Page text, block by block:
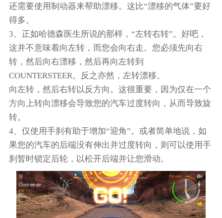
还需要使用制动器来帮助漂移。这比“漂移的气体”要好
得多。
3、正如哈德森医生所说的那样，“左转右转”。好吧，
这并不意味着向左转，而您会向右走。您必须先向右
转，然后向右漂移，然后再向左转到
COUNTERSTEER。反之亦然，左转漂移。
向左转，然后右转以反方向。这很重要，因为仅在一个
方向上转向漂移会导致您的汽车过度转向，从而导致旋
转。
4、仅使用手刹有助于增加“迎角”。或者简单地说，如
果您的汽车的后端没有伸出并过度转向，则可以使用手
刹暂时锁定后轮，以松开后端并让您滑动。